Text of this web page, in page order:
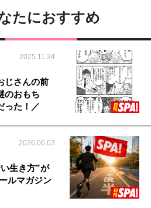
たにおすすめ
2025.11.24
じさんの前
のおもち
った！／
2026.06.03
生き方”が
ルマガジン